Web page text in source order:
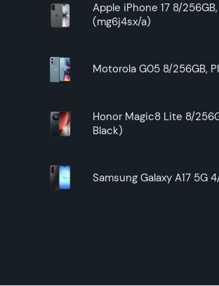
trudi da informacije i fotografije
Apple iPhone 17 8/
(mg6j4sx/a)
Motorola G05 8/256GB,
Honor Magic8 Lite 8/
Black)
Samsung Galaxy A17 5G